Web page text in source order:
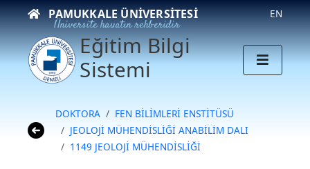
PAMUKKALE ÜNIVERSITESI
Üniversite hayatın rehberidir
EN
Eğitim Bilgi
Sistemi
DOKTORA
FEN BİLİMLERİ ENSTİTÜSÜ
JEOLOJİ MÜHENDİSLİĞİ ANABİLİM DALI
1149 JEOLOJİ MÜHENDİSLİĞİ